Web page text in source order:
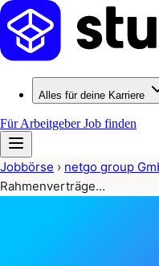
Alles für deine Karriere
Für ArbeitgeberJob finden
Jobbörse › netgo group
Rahmenverträge…